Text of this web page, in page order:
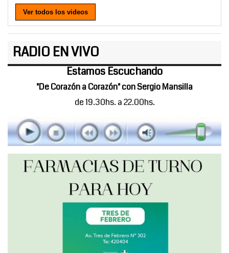
Ver todos los videos
RADIO EN VIVO
Estamos Escuchando
"De Corazón a Corazón" con Sergio Mansilla
de 19.30hs. a 22.00hs.